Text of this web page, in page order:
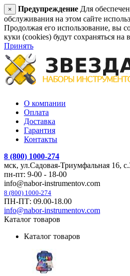
× Предупреждение Для
обслуживания на этом сайте
Продолжая его использование, вы
куки (cookies) будут сохраняться
Принять
О компании
Оплата
Доставка
Гарантия
Контакты
8 (800) 1000-274
мск, ул.Садовая-Триумфальная 16,
пн-пт: 9-00 - 18-00
info@nabor-instrumentov.com
8 (800) 1000-274
ПН-ПТ: 09.00-18.00
info@nabor-instrumentov.com
Каталог товаров
Каталог товаров